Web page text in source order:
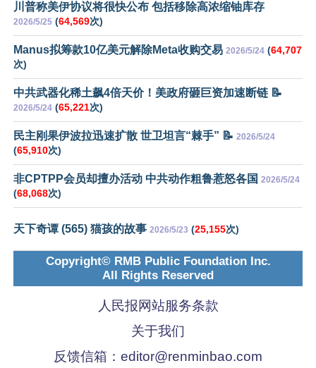
川普称美伊协议将很快公布 包括移除高浓缩铀库存
2026/5/25 (64,569次)
Manus拟筹款10亿美元解除Meta收购交易 2026/5/24 (64,707
次)
中共武器化稀土飙4倍天价！美政府砸巨资加速断链 📝
2026/5/24 (65,221次)
民主刚果伊波拉迅速扩散 世卫坦言“棘手” 📝 2026/5/24
(65,910次)
非CPTPP会员却擅办活动 中共动作粗鲁惹怒各国 2026/5/24
(68,068次)
天下奇谭 (565) 猫孩的故事 2026/5/23 (25,155次)
Copyright© RMB Public Foundation Inc.
All Rights Reserved
人民报网站服务条款
关于我们
反馈信箱： editor@renminbao.com